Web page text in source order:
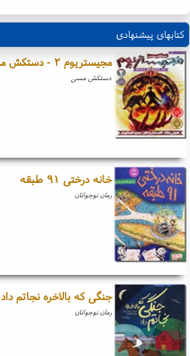
کتابهای پیشنهادی
مجیستریوم ۲ - دستکش مسی
دستکش مسی
خانه درختی ۹۱ طبقه
رمان نوجوانان
جنگی که بالاخره نجاتم داد
رمان نوجوانان